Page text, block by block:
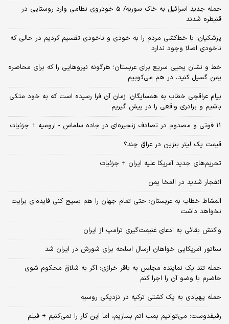
حمله جدید اسرائیل به خاک سوریه/ 5 خودروی نظامی وارد روستایی در
قنیطره شدند
پزشکیان: با خط‌کشی مردم را به خودی و ناخودی تقسیم کردیم در حالی که
ناخودی اصلا وجود ندارد
خط و نشان یحیی سریع برای عربستان؛ هرگونه نیروهایی را که برای محاصره
یمن گسیل کنید، در هم می‌کوبیم
پیام عراقچی خطاب به همسایگان؛ زمان آن فرا رسیده است که به خود متکی
باشیم و برادری واقعی را در پیش گیریم
11 فوتی و مصدوم در تصادف زنجیره‌ای در جاده سلماس - ارومیه + جزئیات
قیمت یک لیتر بنزین در عراق چند؟
تحریم‌های جدید آمریکا علیه ایران + جزئیات
انفجار شدید در المخا یمن
المشاط خطاب به عربستان: حتی تمام جهان را هم بسیج کنی فایده‌ای برایت
نخواهد داشت
واکنش بقائی به ادعای غنیمت‌گیری ترامپ از ایران
سناتور آمریکایی خواهان ارسال اسلحه برای شورش در ایران شد
حمله تند یک نماینده مجلس به باقر خرازی: اگر به شلاق محکوم شوی
حاضرم با وضو آن را اجرا کنم
حمله پهپادی به یک کشتی ترکیه در نزدیکی روسیه
رفیقدوست: می‌توانیم بمب اتم بسازیم، اما این کار را نمی‌کنیم + فیلم